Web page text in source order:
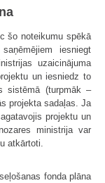
šo noteikumu spēkā
iesniegt
uzaicinājuma
un iesniedz to
sistēmā (turpmāk –
projekta sadaļas. Ja
projektu un
ministrija var
atkārtoti.
fonda plāna